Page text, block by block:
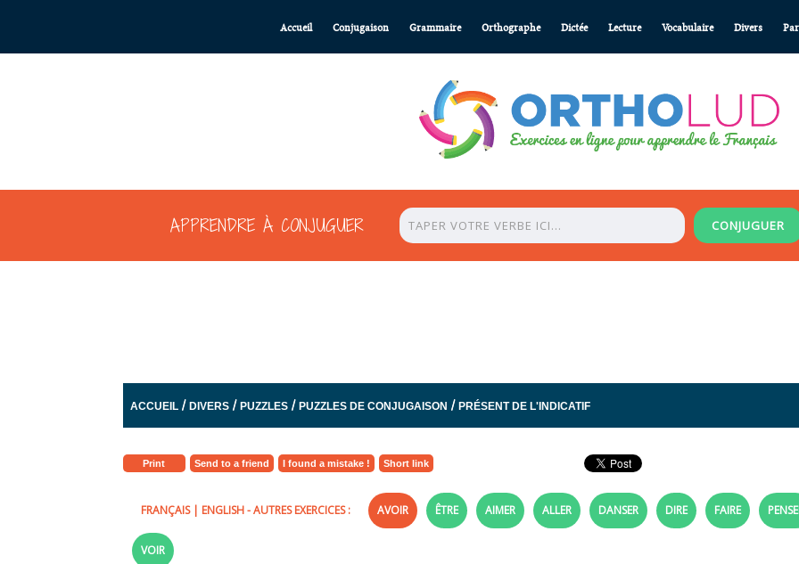
Accueil Conjugaison Grammaire Orthographe Dictée Lecture Vocabulaire Divers
APPRENDRE À CONJUGUER CONJUGUER
ACCUEIL /DIVERS /PUZZLES /PUZZLES DE CONJUGAISON /PRÉSENT DE L'INDICATIF
Print Send to a friend I found a mistake ! Short link
FRANÇAIS| ENGLISH- AUTRES EXERCICES : AVOIR ÊTRE AIMER ALLER DANSER DIRE FAIRE
VOIR